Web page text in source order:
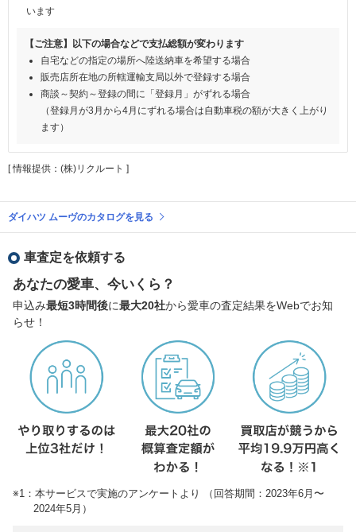
います
【ご注意】以下の場合などで支払総額が変わります
自宅などの指定の場所へ陸送納車を希望する場合
販売店所在地の所轄運輸支局以外で登録する場合
商談～契約～登録の間に「登録月」がずれる場合
（登録月が3月から4月にずれる場合は自動車税の額が大きく上がり
ます）
[ 情報提供：(株)リクルート ]
ダイハツ ムーヴのカタログを見る
車査定を依頼する
あなたの愛車、今いくら？
申込み最短3時間後に最大20社から愛車の査定結果をWebでお知
らせ！
※1：本サービスで実施のアンケートより （回答期間：2023年6月〜
2024年5月）